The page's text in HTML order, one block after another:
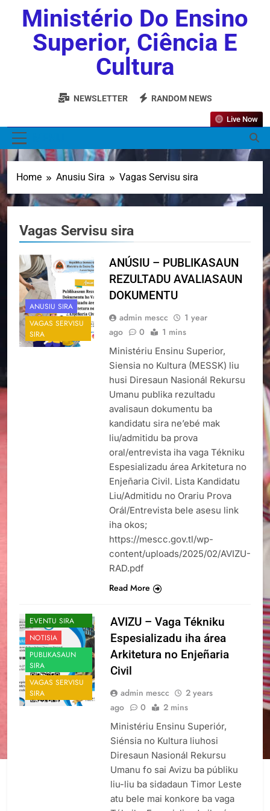
Ministério Do Ensino
Superior, Ciência E
Cultura
NEWSLETTER RANDOM NEWS
Live Now
Home Anusiu Sira Vagas Servisu sira
Vagas Servisu sira
ANUSIU SIRA
VAGAS SERVISU
SIRA
ANÚSIU – PUBLIKASAUN
REZULTADU AVALIASAUN
DOKUMENTU
admin mescc
1 year
ago
0 1 mins
Ministériu Ensinu Superior,
Siensia no Kultura (MESSK) liu
husi Diresaun Nasionál Rekursu
Umanu publika rezultadu
avalisaun dokumentu ba
kandidatu sira ne’ebé mak
liu/admitidu ba prova
oral/entrevista iha vaga Tékniku
Espesializadu área Arkitetura no
Enjeñaria Civil. Lista Kandidatu
Liu/Admitidu no Orariu Prova
Orál/Entrevista bele asesu link
iha okos;
https://mescc.gov.tl/wp-
content/uploads/2025/02/AVIZU-
RAD.pdf
Read More
EVENTU SIRA
NOTISIA
PUBLIKASAUN
SIRA
VAGAS SERVISU
SIRA
AVIZU – Vaga Tékniku
Espesializadu iha área
Arkitetura no Enjeñaria
Civil
admin mescc
2 years
ago
0 2 mins
Ministériu Ensinu Superiór,
Siénsia no Kultura liuhosi
Diresaun Nasionál Rekursu
Umanu fo sai Avizu ba públiku
liu-liu ba sidadaun Timor Leste
atu bele mai konkore ba vaga